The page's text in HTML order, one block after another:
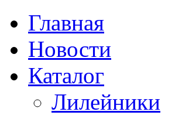
Главная
Новости
Каталог
Лилейники